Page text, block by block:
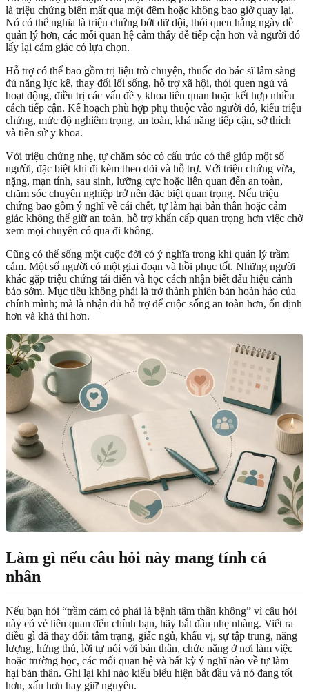
là triệu chứng biến mất qua một đêm hoặc không bao giờ quay lại.
Nó có thể nghĩa là triệu chứng bớt dữ dội, thói quen hằng ngày dễ
quản lý hơn, các mối quan hệ cảm thấy dễ tiếp cận hơn và người đó
lấy lại cảm giác có lựa chọn.
Hỗ trợ có thể bao gồm trị liệu trò chuyện, thuốc do bác sĩ lâm sàng
đủ năng lực kê, thay đổi lối sống, hỗ trợ xã hội, thói quen ngủ và
hoạt động, điều trị các vấn đề y khoa liên quan hoặc kết hợp nhiều
cách tiếp cận. Kế hoạch phù hợp phụ thuộc vào người đó, kiểu triệu
chứng, mức độ nghiêm trọng, an toàn, khả năng tiếp cận, sở thích
và tiền sử y khoa.
Với triệu chứng nhẹ, tự chăm sóc có cấu trúc có thể giúp một số
người, đặc biệt khi đi kèm theo dõi và hỗ trợ. Với triệu chứng vừa,
nặng, mạn tính, sau sinh, lưỡng cực hoặc liên quan đến an toàn,
chăm sóc chuyên nghiệp trở nên đặc biệt quan trọng. Nếu triệu
chứng bao gồm ý nghĩ về cái chết, tự làm hại bản thân hoặc cảm
giác không thể giữ an toàn, hỗ trợ khẩn cấp quan trọng hơn việc chờ
xem mọi chuyện có qua đi không.
Cũng có thể sống một cuộc đời có ý nghĩa trong khi quản lý trầm
cảm. Một số người có một giai đoạn và hồi phục tốt. Những người
khác gặp triệu chứng tái diễn và học cách nhận biết dấu hiệu cảnh
báo sớm. Mục tiêu không phải là trở thành phiên bản hoàn hảo của
chính mình; mà là nhận đủ hỗ trợ để cuộc sống an toàn hơn, ổn định
hơn và khả thi hơn.
Làm gì nếu câu hỏi này mang tính cá
nhân
Nếu bạn hỏi “trầm cảm có phải là bệnh tâm thần không” vì câu hỏi
này có vẻ liên quan đến chính bạn, hãy bắt đầu nhẹ nhàng. Viết ra
điều gì đã thay đổi: tâm trạng, giấc ngủ, khẩu vị, sự tập trung, năng
lượng, hứng thú, lời tự nói với bản thân, chức năng ở nơi làm việc
hoặc trường học, các mối quan hệ và bất kỳ ý nghĩ nào về tự làm
hại bản thân. Ghi lại khi nào kiểu biểu hiện bắt đầu và nó đang tốt
hơn, xấu hơn hay giữ nguyên.